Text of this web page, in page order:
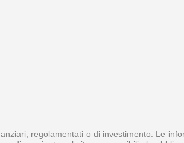
regolamentati o di investimento. Le